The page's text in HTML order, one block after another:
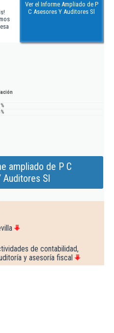
Ver el Informe Ampliado de P
C Asesores Y Auditores Sl
ampliado de P C
Auditores Sl
de contabilidad,
y asesoría fiscal